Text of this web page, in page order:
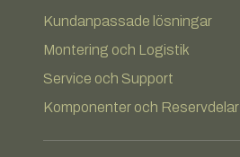
Kundanpassade lösningar
Montering och Logistik
Service och Support
Komponenter och Reservdelar